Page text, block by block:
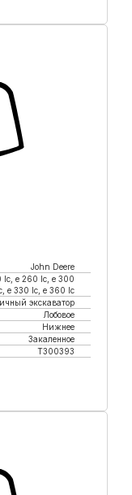
John Deere
lc, e 260 lc, e 300
e 330 lc, e 360 lc
экскаватор
Лобовое
Нижнее
Закаленное
T300393